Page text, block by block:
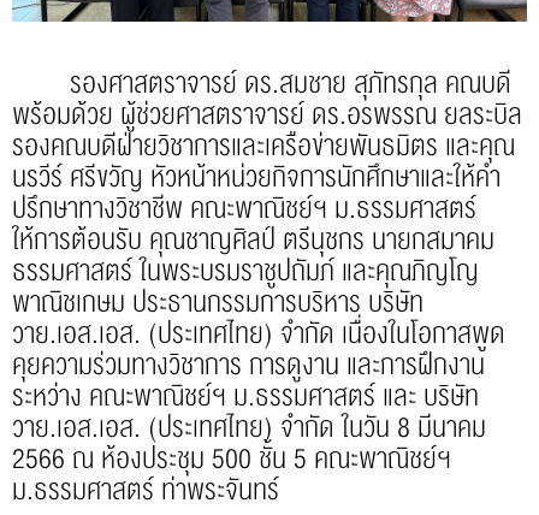
รองศาสตราจารย์ ดร.สมชาย สุภัทรกุล คณบดี
พร้อมด้วย ผู้ช่วยศาสตราจารย์ ดร.อรพรรณ ยลระบิล
รองคณบดีฝ่ายวิชาการและเครือข่ายพันธมิตร และคุณ
นรวีร์ ศรีขวัญ หัวหน้าหน่วยกิจการนักศึกษาและให้คำ
ปรึกษาทางวิชาชีพ คณะพาณิชย์ฯ ม.ธรรมศาสตร์
ให้การต้อนรับ คุณชาญศิลป์ ตรีนุชกร นายกสมาคม
ธรรมศาสตร์ ในพระบรมราชูปถัมภ์ และคุณภิญโญ
พาณิชเกษม ประธานกรรมการบริหาร บริษัท
วาย.เอส.เอส. (ประเทศไทย) จำกัด เนื่องในโอกาสพูด
คุยความร่วมทางวิชาการ การดูงาน และการฝึกงาน
ระหว่าง คณะพาณิชย์ฯ ม.ธรรมศาสตร์ และ บริษัท
วาย.เอส.เอส. (ประเทศไทย) จำกัด ในวัน 8 มีนาคม
2566 ณ ห้องประชุม 500 ชั้น 5 คณะพาณิชย์ฯ
ม.ธรรมศาสตร์ ท่าพระจันทร์